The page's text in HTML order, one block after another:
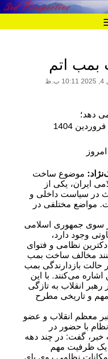
بمب اتم
دهد؛
تاریخ و زمان ارسال: 15 فروردین 1404
موضوع ساخت
ایران، یکی از
در سیاست داخلی و
مواضع مختلفی در
سوی جمهوری اسلامی
وجود دارد،
نظامی و فتوای
مخالف ساخت بمب
حالت بازدارندگی بمب
می‌کنند. با این
انقلاب به تازگی
و تاریخی مطرح
معظم انقلاب و عضو
با حضور در
خبر، گفت: در چند دهه
یک ظرفیت مهم
نظامی روی پای